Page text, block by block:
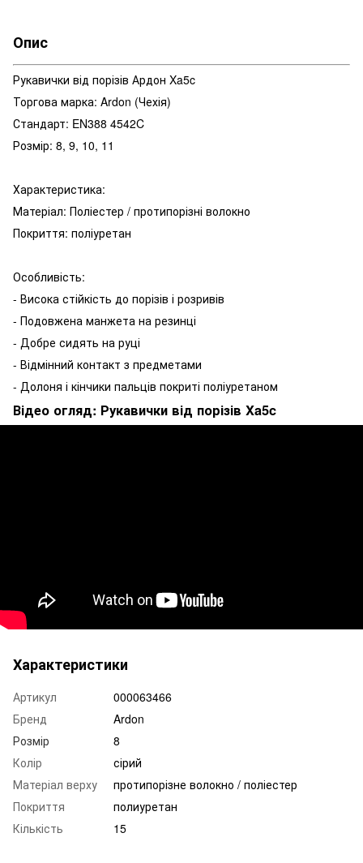
Опис
Рукавички від порізів Ардон Xa5c
Торгова марка: Ardon (Чехія)
Стандарт: EN388 4542C
Розмір: 8, 9, 10, 11
Характеристика:
Матеріал: Поліестер / протипорізні волокно
Покриття: поліуретан
Особливість:
- Висока стійкість до порізів і розривів
- Подовжена манжета на резинці
- Добре сидять на руці
- Відмінний контакт з предметами
- Долоня і кінчики пальців покриті поліуретаном
Відео огляд: Рукавички від порізів Xa5c
Характеристики
Артикул
000063466
Бренд
Ardon
Розмір
8
Колір
сірий
Матеріал верху
протипорізне волокно / поліестер
Покриття
полиуретан
Кількість
15